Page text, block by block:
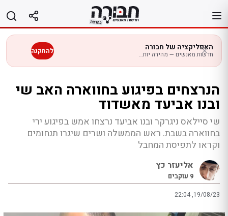
לתוכן
האפליקציה של חבורה
חדשות מאנשים — מהירה יותר בנייד להתקנה
הנרצחים בפיגוע בחווארה האב שי
ובנו אביעד מאשדוד
שי סיילאס ניגרקר ובנו אביעד נרצחו אמש בפיגוע ירי
בחווארה בשבת. ראש הממשלה ושרים שיגרו תנחומים
וקראו לתפיסת המחבל
אליעזר כץ
9 עוקבים
22:04 ,19/08/23